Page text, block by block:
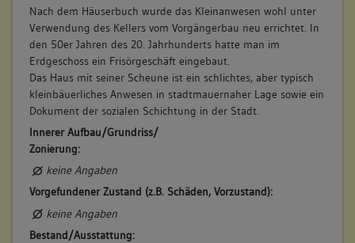
keiner
Betroffene Gebäudeteile:
keine
7. Besitzer:in:
(1587)
Heg, Aberlin
Bemerkung Familie:
Beruf / Amt / Titel:
Nach dem Häuserbuch wurde das Kleinanwesen wohl unter
Verwendung des Kellers vom Vorgängerbau neu errichtet. In
den 50er Jahren des 20. Jahrhunderts hatte man im
Erdgeschoss ein Frisörgeschäft eingebaut.
Das Haus mit seiner Scheune ist ein schlichtes, aber typisch
kleinbäuerliches Anwesen in stadtmauernaher Lage sowie ein
Dokument der sozialen Schichtung in der Stadt.
Innerer Aufbau/Grundriss/
Zonierung:
keine Angaben
Vorgefundener Zustand (z.B. Schäden, Vorzustand):
keine Angaben
Bestand/Ausstattung: